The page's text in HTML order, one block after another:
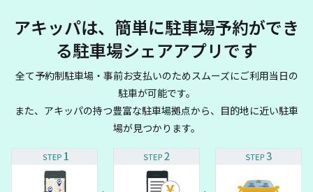
アキッパは、簡単に駐車場予約ができ
る駐車場シェアアプリです
全て予約制駐車場・事前お支払いのためスムーズにご利用当日の
駐車が可能です。
また、アキッパの持つ豊富な駐車場拠点から、目的地に近い駐車
場が見つかります。